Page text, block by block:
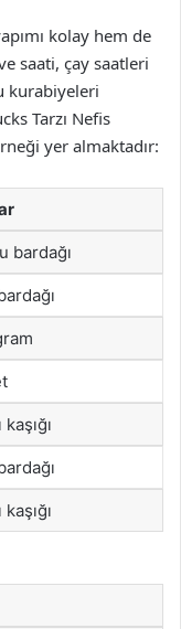
kolay hem de
saati, çay saatleri
kurabiyeleri
Tarzı Nefis
yer almaktadır:
bardağı
kaşığı
kaşığı